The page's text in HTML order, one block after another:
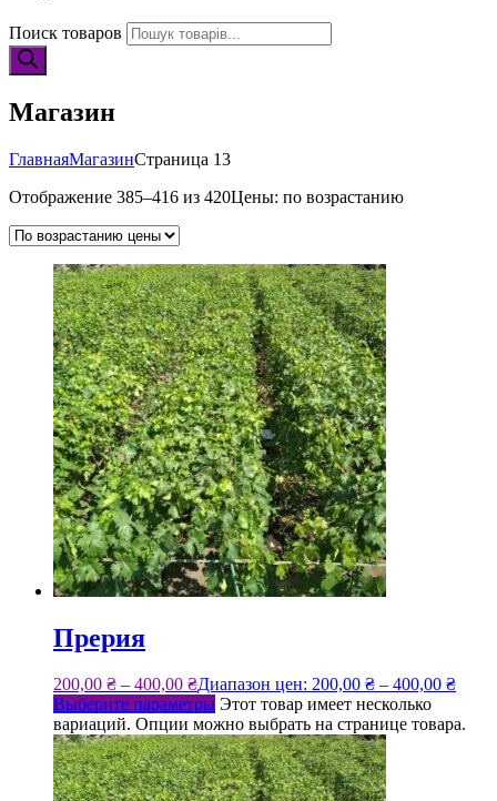
Поиск товаров
Магазин
ГлавнаяМагазинСтраница 13
Отображение 385–416 из 420Цены: по возрастанию
Прерия
200,00 ₴ – 400,00 ₴Диапазон цен: 200,00 ₴ – 400,00 ₴
Выберите параметры Этот товар имеет несколько
вариаций. Опции можно выбрать на странице товара.